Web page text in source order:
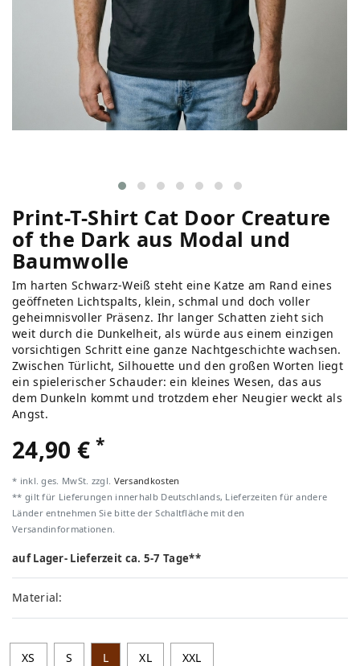
Print-T-Shirt Cat Door Creature
of the Dark aus Modal und
Baumwolle
Im harten Schwarz-Weiß steht eine Katze am Rand eines
geöffneten Lichtspalts, klein, schmal und doch voller
geheimnisvoller Präsenz. Ihr langer Schatten zieht sich
weit durch die Dunkelheit, als würde aus einem einzigen
vorsichtigen Schritt eine ganze Nachtgeschichte wachsen.
Zwischen Türlicht, Silhouette und den großen Worten liegt
ein spielerischer Schauder: ein kleines Wesen, das aus
dem Dunkeln kommt und trotzdem eher Neugier weckt als
Angst.
24,90 €*
* inkl. ges. MwSt. zzgl. Versandkosten
** gilt für Lieferungen innerhalb Deutschlands, Lieferzeiten für andere
Länder entnehmen Sie bitte der Schaltfläche mit den
Versandinformationen.
auf Lager- Lieferzeit ca. 5-7 Tage**
Material:
XS S L XL XXL